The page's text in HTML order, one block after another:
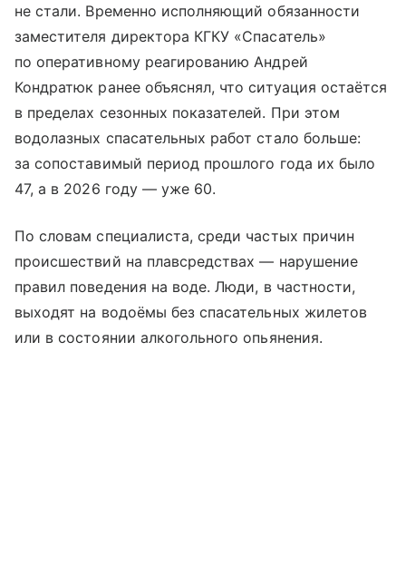
не стали. Временно исполняющий обязанности
заместителя директора КГКУ «Спасатель»
по оперативному реагированию Андрей
Кондратюк ранее объяснял, что ситуация остаётся
в пределах сезонных показателей. При этом
водолазных спасательных работ стало больше:
за сопоставимый период прошлого года их было
47, а в 2026 году — уже 60.
По словам специалиста, среди частых причин
происшествий на плавсредствах — нарушение
правил поведения на воде. Люди, в частности,
выходят на водоёмы без спасательных жилетов
или в состоянии алкогольного опьянения.